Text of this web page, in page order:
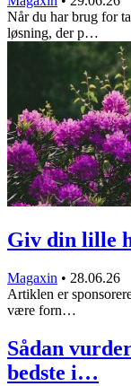
Når du har brug for
løsning, der p…
Giv din lille
Magaxin • 28.06.26
Artiklen er
være forn…
Sådan
bedste i…